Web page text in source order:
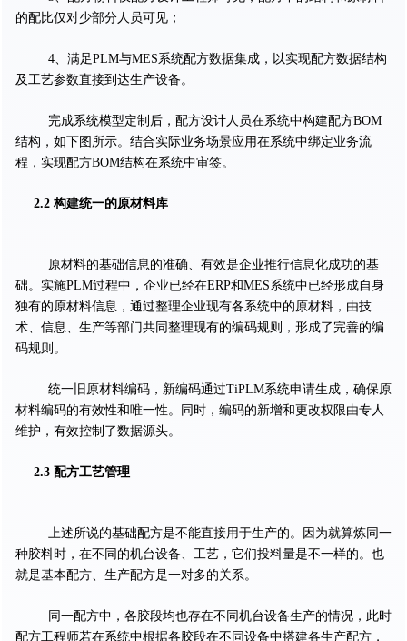
的配比仅对少部分人员可见；
4、满足PLM与MES系统配方数据集成，以实现配方数据结构
及工艺参数直接到达生产设备。
完成系统模型定制后，配方设计人员在系统中构建配方BOM
结构，如下图所示。结合实际业务场景应用在系统中绑定业务流
程，实现配方BOM结构在系统中审签。
2.2 构建统一的原材料库
原材料的基础信息的准确、有效是企业推行信息化成功的基
础。实施PLM过程中，企业已经在ERP和MES系统中已经形成自身
独有的原材料信息，通过整理企业现有各系统中的原材料，由技
术、信息、生产等部门共同整理现有的编码规则，形成了完善的编
码规则。
统一旧原材料编码，新编码通过TiPLM系统申请生成，确保原
材料编码的有效性和唯一性。同时，编码的新增和更改权限由专人
维护，有效控制了数据源头。
2.3 配方工艺管理
上述所说的基础配方是不能直接用于生产的。因为就算炼同一
种胶料时，在不同的机台设备、工艺，它们投料量是不一样的。也
就是基本配方、生产配方是一对多的关系。
同一配方中，各胶段均也存在不同机台设备生产的情况，此时
配方工程师若在系统中根据各胶段在不同设备中搭建各生产配方，